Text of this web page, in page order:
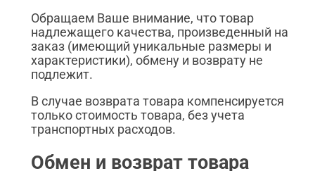
Обращаем Ваше внимание, что товар
надлежащего качества, произведенный на
заказ (имеющий уникальные размеры и
характеристики), обмену и возврату не
подлежит.
В случае возврата товара компенсируется
только стоимость товара, без учета
транспортных расходов.
Обмен и возврат товара